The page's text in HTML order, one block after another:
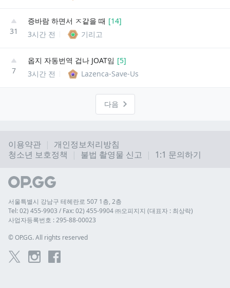
31
증바람 하면서 ㅈ같을 때 [14]
3시간 전
기리고
7
옵지 자동번역 겁나 JOAT임 [5]
3시간 전
Lazenca-Save-Us
다음
이용약관
개인정보처리방침
청소년 보호정책
불법 촬영물 신고 1:1 문의하기
서울특별시 강남구 테헤란로 507 1층, 2층
Tel: 02) 455-9903 / Fax: 02) 455-9904 ㈜오피지지 (대표자 : 최상락)
사업자등록번호 : 295-88-00023
© OP.GG. All rights reserved